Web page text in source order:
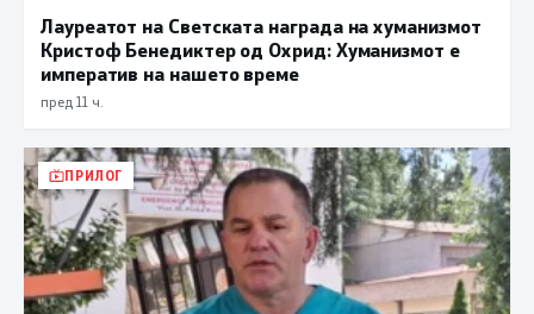
Лауреатот на Светската награда на хуманизмот
Кристоф Бенедиктер од Охрид: Хуманизмот е
императив на нашето време
пред 11 ч.
ПРИЛОГ